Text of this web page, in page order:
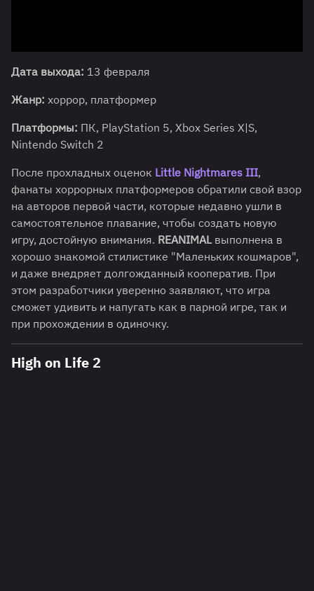
Дата выхода: 13 февраля
Жанр: хоррор, платформер
Платформы: ПК, PlayStation 5, Xbox Series X|S,
Nintendo Switch 2
После прохладных оценок Little Nightmares III,
фанаты хоррорных платформеров обратили свой взор
на авторов первой части, которые недавно ушли в
самостоятельное плавание, чтобы создать новую
игру, достойную внимания. REANIMALвыполнена в
хорошо знакомой стилистике "Маленьких кошмаров",
и даже внедряет долгожданный кооператив. При
этом разработчики уверенно заявляют, что игра
сможет удивить и напугать как в парной игре, так и
при прохождении в одиночку.
High on Life 2